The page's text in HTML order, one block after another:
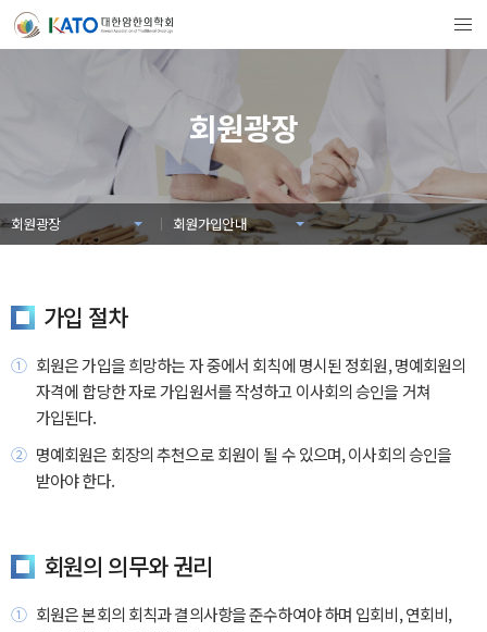
회원광장
회원광장 회원가입안내
가입 절차
회원은 가입을 희망하는 자 중에서 회칙에 명시된 정회원, 명예회원의
자격에 합당한 자로 가입원서를 작성하고 이사회의 승인을 거쳐
가입된다.
명예회원은 회장의 추천으로 회원이 될 수 있으며, 이사회의 승인을
받아야 한다.
회원의 의무와 권리
회원은 본회의 회칙과 결의사항을 준수하여야 하며 입회비, 연회비,